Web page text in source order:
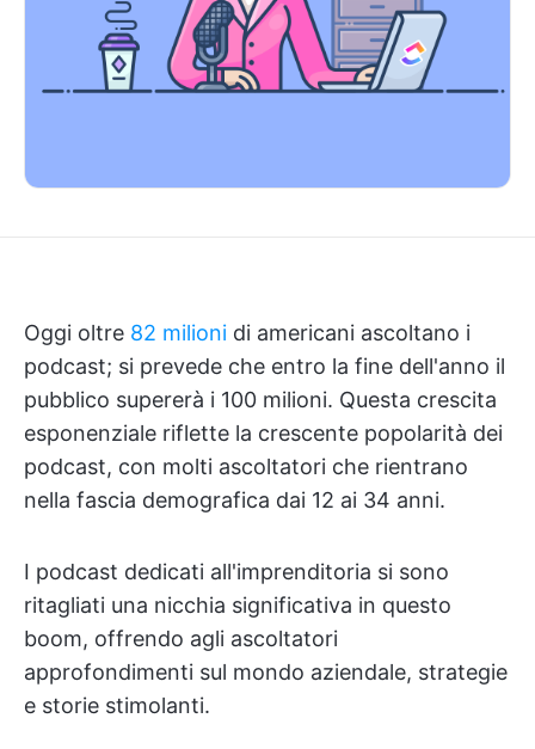
Oggi oltre 82 milioni di americani ascoltano i
podcast; si prevede che entro la fine dell'anno il
pubblico supererà i 100 milioni. Questa crescita
esponenziale riflette la crescente popolarità dei
podcast, con molti ascoltatori che rientrano
nella fascia demografica dai 12 ai 34 anni.
I podcast dedicati all'imprenditoria si sono
ritagliati una nicchia significativa in questo
boom, offrendo agli ascoltatori
approfondimenti sul mondo aziendale, strategie
e storie stimolanti.